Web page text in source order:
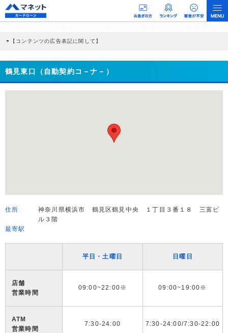
【コンテンツの広告表記に関して】
商品を根拠なくPRするものではなく、当編集部の調査／ユーザーへの口コミ収集な
どに基づき、公平性を担保した情報提供を行っています。
>提携企業一覧
鶴見東口（自動契約コ－ナ－）
住所
神奈川県横浜市 鶴見区鶴見中央 １丁目３番１８ 三富ビ
ル３階
最寄駅
平日・土曜日 日曜日
店舗
営業時間
09:00~22:00※ 09:00~19:00※
ATM
営業時間
7:30-24:00 7:30-24:00/7:30-22:00